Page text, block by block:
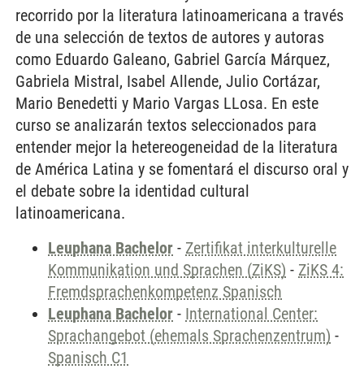
recorrido por la literatura latinoamericana a través
de una selección de textos de autores y autoras
como Eduardo Galeano, Gabriel García Márquez,
Gabriela Mistral, Isabel Allende, Julio Cortázar,
Mario Benedetti y Mario Vargas LLosa. En este
curso se analizarán textos seleccionados para
entender mejor la hetereogeneidad de la literatura
de América Latina y se fomentará el discurso oral y
el debate sobre la identidad cultural
latinoamericana.
Leuphana Bachelor - Zertifikat interkulturelle
Kommunikation und Sprachen (ZiKS) - ZiKS 4:
Fremdsprachenkompetenz Spanisch
Leuphana Bachelor - International Center:
Sprachangebot (ehemals Sprachenzentrum) -
Spanisch C1